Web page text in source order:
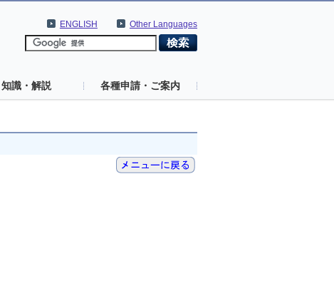
Other Languages
ENGLISH
知識・解説 各種申請・ご案内